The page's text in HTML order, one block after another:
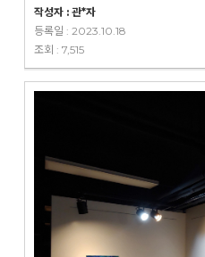
작성자 : 관*자
등록일 : 2023.10.18
조회 : 7,515